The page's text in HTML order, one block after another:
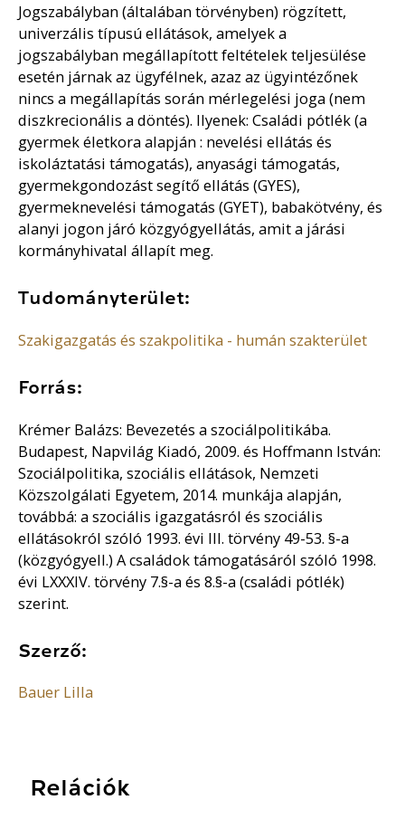
Jogszabályban (általában törvényben) rögzített,
univerzális típusú ellátások, amelyek a
jogszabályban megállapított feltételek teljesülése
esetén járnak az ügyfélnek, azaz az ügyintézőnek
nincs a megállapítás során mérlegelési joga (nem
diszkrecionális a döntés). Ilyenek: Családi pótlék (a
gyermek életkora alapján : nevelési ellátás és
iskoláztatási támogatás), anyasági támogatás,
gyermekgondozást segítő ellátás (GYES),
gyermeknevelési támogatás (GYET), babakötvény, és
alanyi jogon járó közgyógyellátás, amit a járási
kormányhivatal állapít meg.
Tudományterület:
Szakigazgatás és szakpolitika - humán szakterület
Forrás:
Krémer Balázs: Bevezetés a szociálpolitikába.
Budapest, Napvilág Kiadó, 2009. és Hoffmann István:
Szociálpolitika, szociális ellátások, Nemzeti
Közszolgálati Egyetem, 2014. munkája alapján,
továbbá: a szociális igazgatásról és szociális
ellátásokról szóló 1993. évi III. törvény 49-53. §-a
(közgyógyell.) A családok támogatásáról szóló 1998.
évi LXXXIV. törvény 7.§-a és 8.§-a (családi pótlék)
szerint.
Szerző:
Bauer Lilla
Relációk